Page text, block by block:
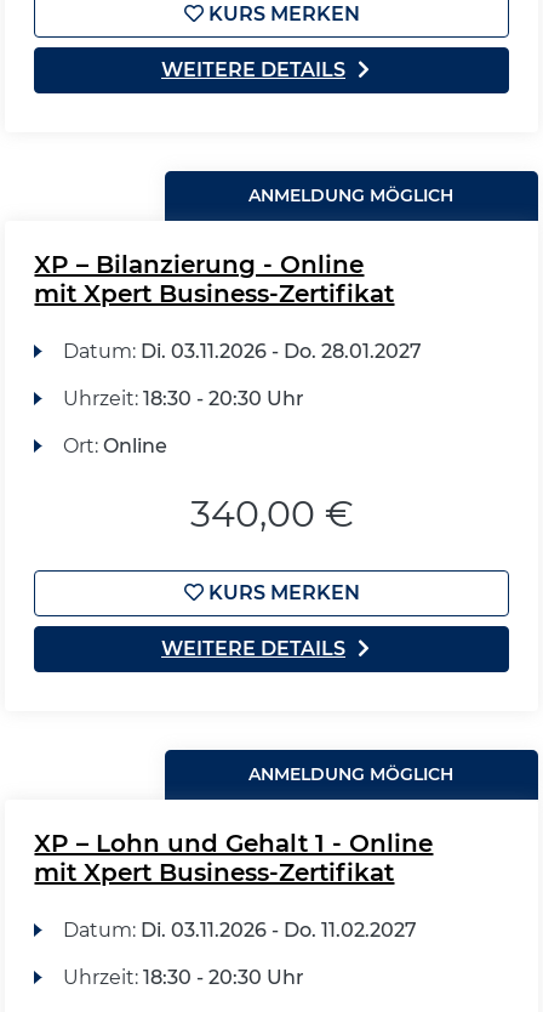
KURS MERKEN
WEITERE DETAILS
ANMELDUNG MÖGLICH
XP – Bilanzierung - Online
mit Xpert Business-Zertifikat
Datum: Di. 03.11.2026 - Do. 28.01.2027
Uhrzeit: 18:30 - 20:30 Uhr
Ort: Online
340,00 €
KURS MERKEN
WEITERE DETAILS
ANMELDUNG MÖGLICH
XP – Lohn und Gehalt 1 - Online
mit Xpert Business-Zertifikat
Datum: Di. 03.11.2026 - Do. 11.02.2027
Uhrzeit: 18:30 - 20:30 Uhr